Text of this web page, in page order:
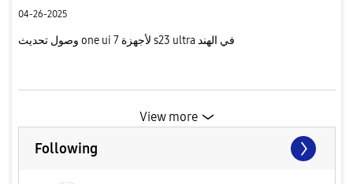
04-26-2025
وصول تحديث one ui 7 لأجهزة s23 ultra في الهند
View more
Following